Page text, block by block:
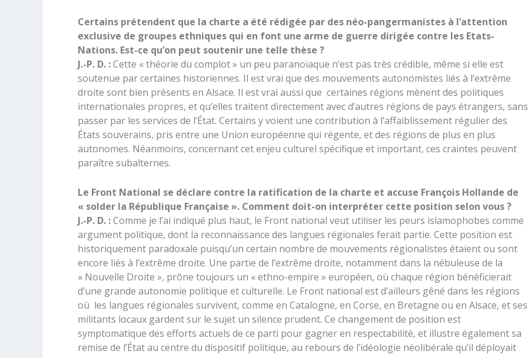
Certains prétendent que la charte a été rédigée par des néo-pangermanistes à l’attention
exclusive de groupes ethniques qui en font une arme de guerre dirigée contre les Etats-
Nations. Est-ce qu’on peut soutenir une telle thèse ?
J.-P. D. :Cette « théorie du complot » un peu paranoïaque n’est pas très crédible, même si elle est
soutenue par certaines historiennes. Il est vrai que des mouvements autonomistes liés à l’extrême
droite sont bien présents en Alsace. Il est vrai aussi que certaines régions mènent des politiques
internationales propres, et qu’elles traitent directement avec d’autres régions de pays étrangers, sans
passer par les services de l’État. Certains y voient une contribution à l’affaiblissement régulier des
États souverains, pris entre une Union européenne qui régente, et des régions de plus en plus
autonomes. Néanmoins, concernant cet enjeu culturel spécifique et important, ces craintes peuvent
paraître subalternes.
Le Front National se déclare contre la ratification de la charte et accuse François Hollande de
« solder la République Française ». Comment doit-on interpréter cette position selon vous ?
J.-P. D. :Comme je l’ai indiqué plus haut, le Front national veut utiliser les peurs islamophobes comme
argument politique, dont la reconnaissance des langues régionales ferait partie. Cette position est
historiquement paradoxale puisqu’un certain nombre de mouvements régionalistes étaient ou sont
encore liés à l’extrême droite. Une partie de l’extrême droite, notamment dans la nébuleuse de la
« Nouvelle Droite », prône toujours un « ethno-empire » européen, où chaque région bénéficierait
d’une grande autonomie politique et culturelle. Le Front national est d’ailleurs gêné dans les régions
où les langues régionales survivent, comme en Catalogne, en Corse, en Bretagne ou en Alsace, et ses
militants locaux gardent sur le sujet un silence prudent. Ce changement de position est
symptomatique des efforts actuels de ce parti pour gagner en respectabilité, et illustre également sa
remise de l’État au centre du dispositif politique, au rebours de l’idéologie néolibérale qu’il déployait